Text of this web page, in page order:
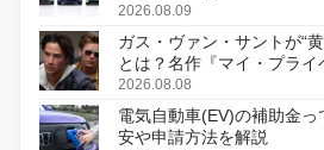
2026.08.09
ガス・ヴァン・サントが“
とは？名作『マイ・プライ
初のデジタルリマスター版
2026.08.08
電気自動車(EV)の補助金
安や申請方法を解説